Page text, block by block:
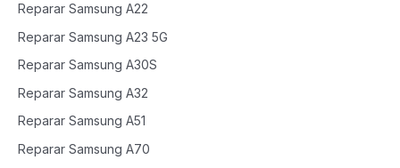
Reparar Samsung A22
Reparar Samsung A23 5G
Reparar Samsung A30S
Reparar Samsung A32
Reparar Samsung A51
Reparar Samsung A70